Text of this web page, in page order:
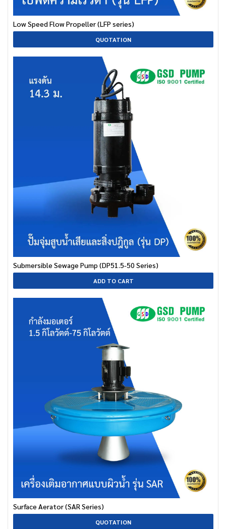
Low Speed Flow Propeller (LFP series)
QUOTATION
Submersible Sewage Pump (DP51.5-50 Series)
ADD TO CART
Surface Aerator (SAR Series)
QUOTATION